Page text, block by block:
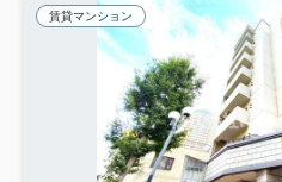
賃貸マンション